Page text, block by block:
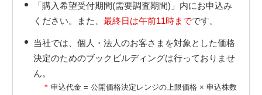
「購入希望受付期間(需要調査期間)」内にお申込み
ください。また、 最終日は午前11時までです。
当社では、個人・法人のお客さまを対象とした価格
決定のためのブックビルディングは行っておりませ
ん。
＊ 申込代金 = 公開価格決定レンジの上限価格 × 申込株数